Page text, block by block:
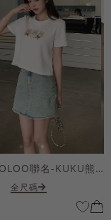
HOOLOOLOO聯名-KUKU熊蝴蝶結短袖上衣
全尺碼